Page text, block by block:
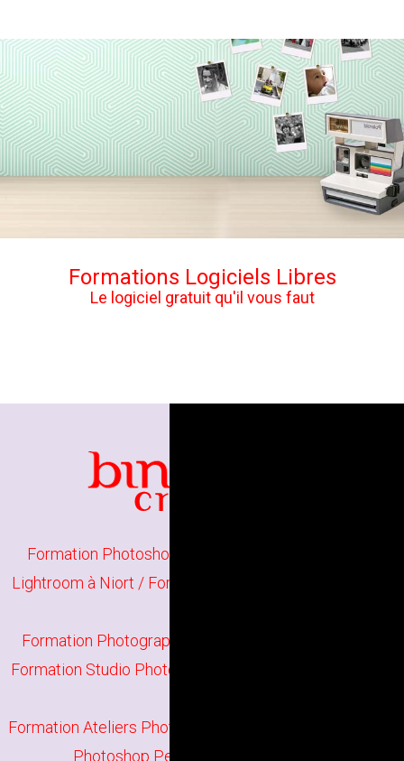
Formations Logiciels Libres
Le logiciel gratuit qu'il vous faut
Formation Photoshop Initiation à Niort
Lightroom à Niort / Formation Photographie Initiation à
Formation Photographie Perfectionnement à Niort
Formation Studio Photo à Niort
Formation Ateliers Photographiques à Niort
Photoshop Perfectionnement à Niort